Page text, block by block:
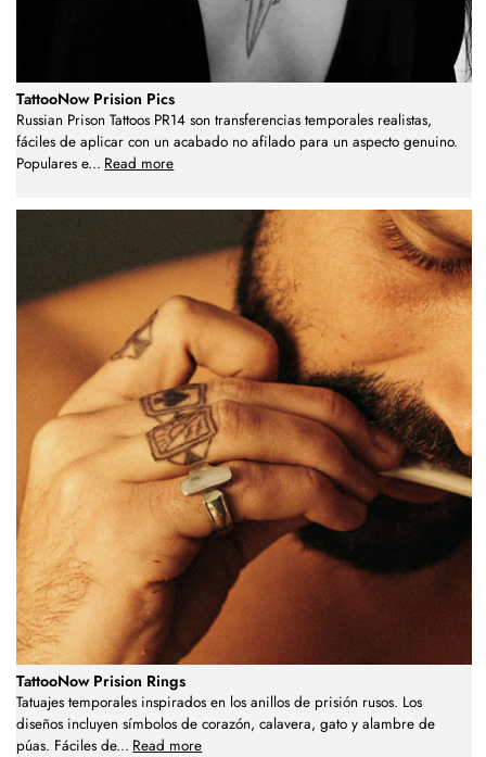
TattooNow Prision Pics
Russian Prison Tattoos PR14 son transferencias temporales realistas,
fáciles de aplicar con un acabado no afilado para un aspecto genuino.
Populares e... Read more
TattooNow Prision Rings
Tatuajes temporales inspirados en los anillos de prisión rusos. Los
diseños incluyen símbolos de corazón, calavera, gato y alambre de
púas. Fáciles de... Read more